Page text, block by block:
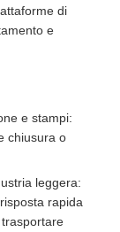
di
e
e stampi:
chiusura o
leggera:
rapida